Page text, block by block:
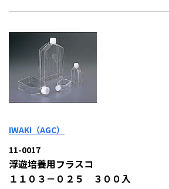
IWAKI（AGC）
11-0017
浮遊培養用フラスコ
１１０３－０２５ ３００入